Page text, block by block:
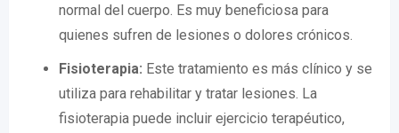
normal del cuerpo. Es muy beneficiosa para
quienes sufren de lesiones o dolores crónicos.
Fisioterapia: Este tratamiento es más clínico y se
utiliza para rehabilitar y tratar lesiones. La
fisioterapia puede incluir ejercicio terapéutico,